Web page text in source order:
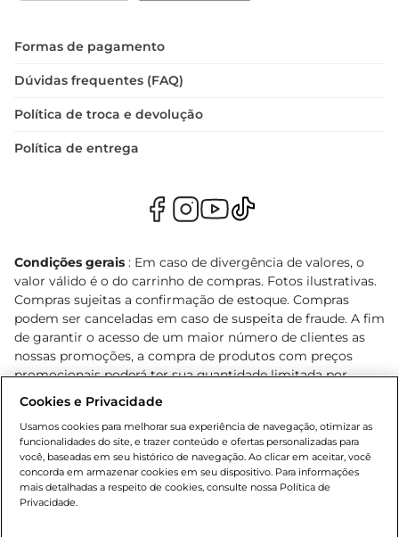
Formas de pagamento
Dúvidas frequentes (FAQ)
Política de troca e devolução
Política de entrega
Condições gerais : Em caso de divergência de valores, o
valor válido é o do carrinho de compras. Fotos ilustrativas.
Compras sujeitas a confirmação de estoque. Compras
podem ser canceladas em caso de suspeita de fraude. A fim
de garantir o acesso de um maior número de clientes as
nossas promoções, a compra de produtos com preços
promocionais poderá ter sua quantidade limitada por
cliente. Os preços, ofertas e condições são exclusivos para
o e-commerce e válidos durante o dia de hoje, podendo
sofrer alterações sem prévia notificação. Proibida a venda
de bebidas alcoólicas para menores de 18 anos, conforme
Lei n.º 8069/90, art. 81, inciso II (Estatuto da Criança e do
Adolescente). Preços e condições exclusivos para o
www.bretas.com.br
Cookies e Privacidade
Usamos cookies para melhorar sua experiência de navegação, otimizar as
funcionalidades do site, e trazer conteúdo e ofertas personalizadas para
você, baseadas em seu histórico de navegação. Ao clicar em aceitar, você
concorda em armazenar cookies em seu dispositivo. Para informações
mais detalhadas a respeito de cookies, consulte nossa Política de
Privacidade.